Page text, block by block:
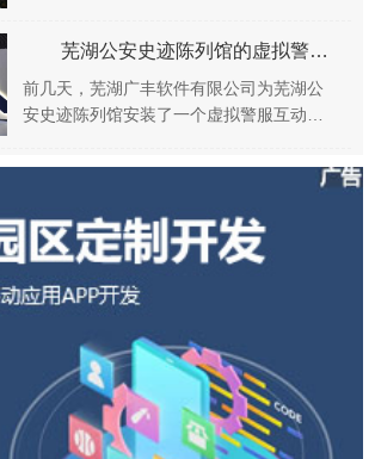
交、工单查询、工单详情、报表统计等主
要软件功能。...
芜湖公安史迹陈列馆的虚拟警服体验厅开放，迎来观众体验热潮
前几天，芜湖广丰软件有限公司为芜湖公
安史迹陈列馆安装了一个虚拟警服互动拍
一对外开放，迎来观众体验热潮！历史与